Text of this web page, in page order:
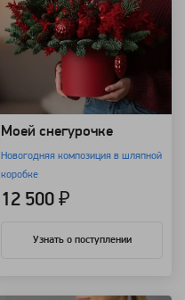
Моей снегурочке
Новогодняя композиция в шляпной
коробке
12 500 ₽
Узнать о поступлении